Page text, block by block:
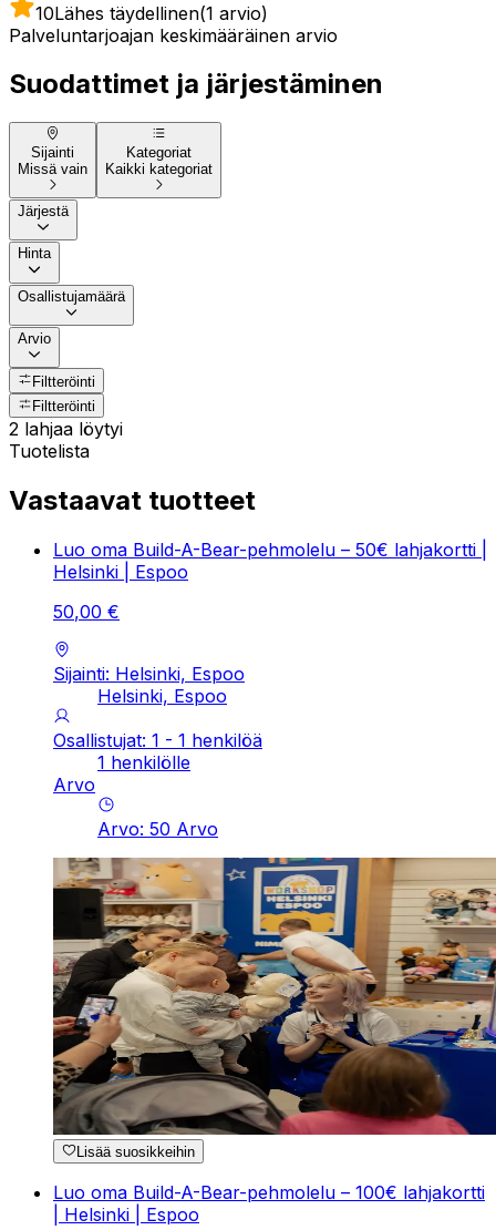
10Lähes täydellinen(1 arvio)
Palveluntarjoajan keskimääräinen arvio
Suodattimet ja järjestäminen
Sijainti
Missä vain
Kategoriat
Kaikki kategoriat
Järjestä
Hinta
Osallistujamäärä
Arvio
Filtteröinti
Filtteröinti
2 lahjaa löytyi
Tuotelista
Vastaavat tuotteet
Luo oma Build-A-Bear-pehmolelu – 50€ lahjakortti |
Helsinki | Espoo
50,00 €
Sijainti: Helsinki, Espoo
Helsinki, Espoo
Osallistujat: 1 - 1 henkilöä
1 henkilölle
Arvo
Arvo: 50 Arvo
Lisää suosikkeihin
Luo oma Build-A-Bear-pehmolelu – 100€ lahjakortti
| Helsinki | Espoo